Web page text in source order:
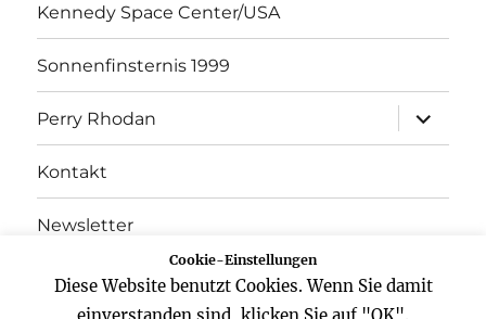
Kennedy Space Center/USA
Sonnenfinsternis 1999
Perry Rhodan
öffnen
Kontakt
Newsletter
Datenschutz
Cookie-Einstellungen
Diese Website benutzt Cookies. Wenn Sie damit